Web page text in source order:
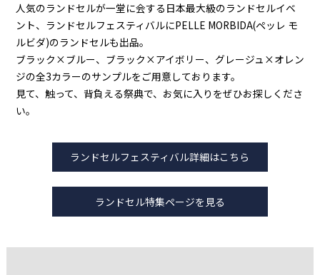
人気のランドセルが一堂に会する日本最大級のランドセルイベ
ント、ランドセルフェスティバルにPELLE MORBIDA(ペッレ モ
ルビダ)のランドセルも出品。
ブラック×ブルー、ブラック×アイボリー、グレージュ×オレン
ジの全3カラーのサンプルをご用意しております。
見て、触って、背負える祭典で、お気に入りをぜひお探しくださ
い。
ランドセルフェスティバル詳細はこちら
ランドセル特集ページを見る